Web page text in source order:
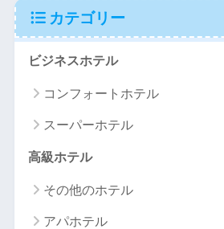
カテゴリー
ビジネスホテル
コンフォートホテル
スーパーホテル
高級ホテル
その他のホテル
アパホテル